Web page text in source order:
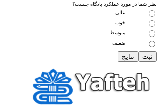
شما در مورد عملکرد پایگاه چیست؟
عالی
خوب
متوسط
ضعیف